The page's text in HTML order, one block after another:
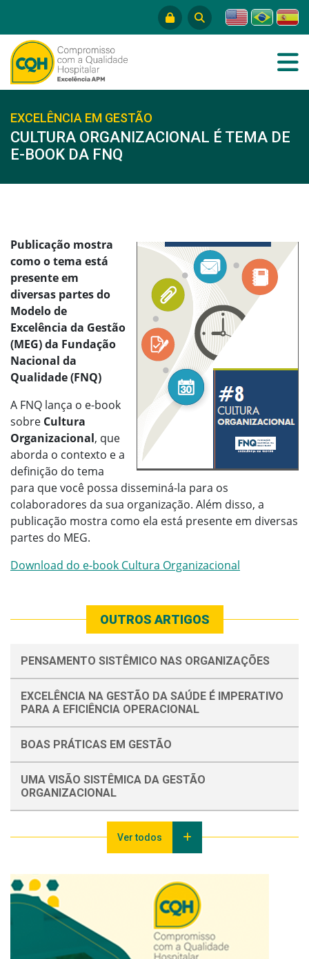
EXCELÊNCIA EM GESTÃO
CULTURA ORGANIZACIONAL É TEMA DE
E-BOOK DA FNQ
Publicação mostra
como o tema está
presente em
diversas partes do
Modelo de
Excelência da Gestão
(MEG) da Fundação
Nacional da
Qualidade (FNQ)
A FNQ lança o e-book
sobre Cultura
Organizacional, que
aborda o contexto e a
definição do tema
para que você possa disseminá-la para os
colaboradores da sua organização. Além disso, a
publicação mostra como ela está presente em diversas
partes do MEG.
Download do e-book Cultura Organizacional
OUTROS ARTIGOS
PENSAMENTO SISTÊMICO NAS ORGANIZAÇÕES
EXCELÊNCIA NA GESTÃO DA SAÚDE É IMPERATIVO
PARA A EFICIÊNCIA OPERACIONAL
BOAS PRÁTICAS EM GESTÃO
UMA VISÃO SISTÊMICA DA GESTÃO
ORGANIZACIONAL
Ver todos